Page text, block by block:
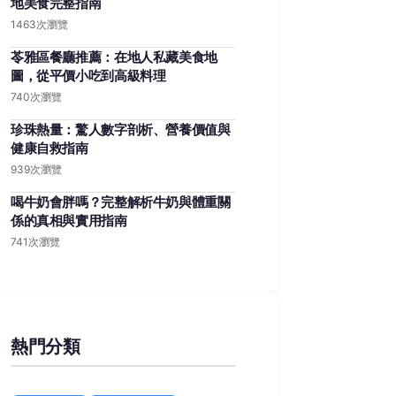
1463次瀏覽
苓雅區餐廳推薦：在地人私藏美食地
圖，從平價小吃到高級料理
740次瀏覽
珍珠熱量：驚人數字剖析、營養價值與
健康自救指南
939次瀏覽
喝牛奶會胖嗎？完整解析牛奶與體重關
係的真相與實用指南
741次瀏覽
熱門分類